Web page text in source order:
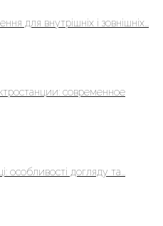
для внутрішніх і зовнішніх...
современное
особливості догляду та...